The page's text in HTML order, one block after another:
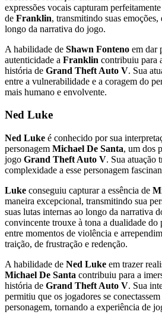
expressões vocais capturam
de Franklin, transmitindo suas
longo da narrativa do jogo.
A habilidade de Shawn Fonteno em dar
autenticidade a Franklin contribuiu para
história de Grand Theft Auto V. Sua
entre a vulnerabilidade e a coragem do
mais humano e envolvente.
Ned Luke
Ned Luke é conhecido por sua
personagem Michael De Santa, um dos
jogo Grand Theft Auto V. Sua atuação
complexidade a esse personagem
Luke conseguiu capturar a essência de
maneira excepcional, transmitindo sua
suas lutas internas ao longo da narrativa
convincente trouxe à tona a dualidade do
entre momentos de violência e
traição, de frustração e redenção.
A habilidade de Ned Luke em trazer
Michael De Santa contribuiu para a
história de Grand Theft Auto V. Sua
permitiu que os jogadores se
personagem, tornando a experiência de